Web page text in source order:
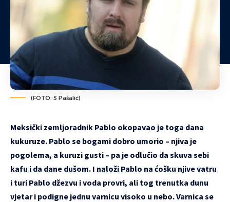
(FOTO: S Pašalić)
Meksički zemljoradnik Pablo okopavao je toga dana
kukuruze. Pablo se bogami dobro umorio – njiva je
pogolema, a kuruzi gusti – pa je odlučio da skuva sebi
kafu i da dane dušom. I naloži Pablo na ćošku njive vatru
i turi Pablo džezvu i voda provri, ali tog trenutka dunu
vjetar i podigne jednu varnicu visoko u nebo. Varnica se